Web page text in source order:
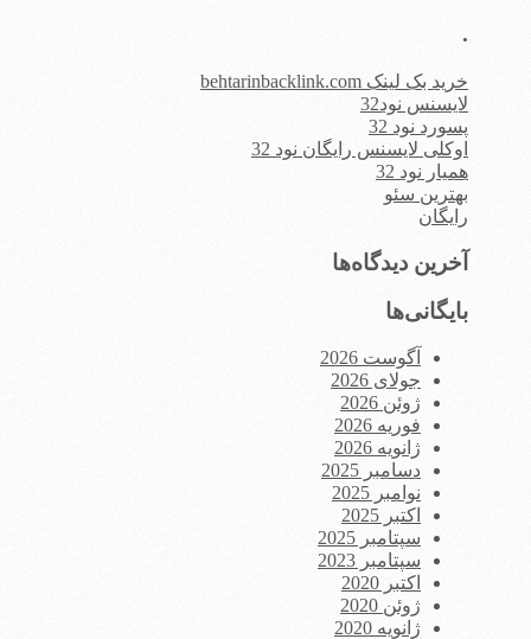
.
خرید بک لینک behtarinbacklink.com
لایسنس نود32
پسورد نود 32
اوکلی لایسنس رایگان نود 32
همیار نود 32
بهترین سئو
رایگان
آخرین دیدگاه‌ها
بایگانی‌ها
آگوست 2026
جولای 2026
ژوئن 2026
فوریه 2026
ژانویه 2026
دسامبر 2025
نوامبر 2025
اکتبر 2025
سپتامبر 2025
سپتامبر 2023
اکتبر 2020
ژوئن 2020
ژانویه 2020